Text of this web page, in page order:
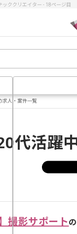
ククリエイター - 18ページ目
求人・案件一覧
代活躍
撮影サポート